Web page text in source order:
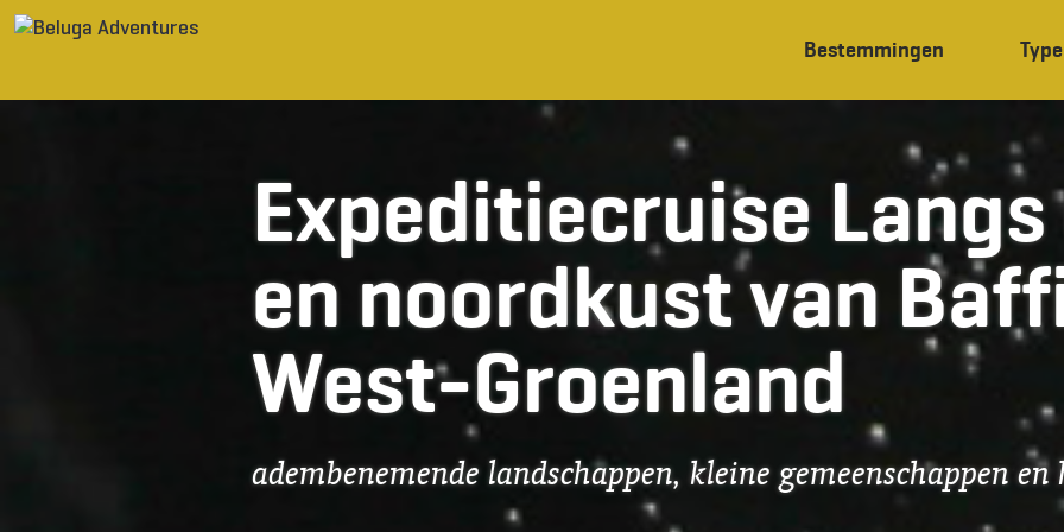
Ga naar inhoud
Bestemmingen
Expeditiecruise
en noordkust van
West-Groenland
adembenemende landschappen, kleine gemeenschappen